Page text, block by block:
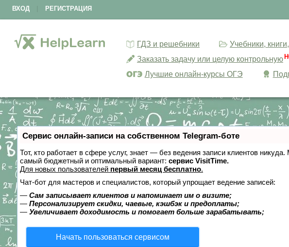
ВХОД РЕГИСТРАЦИЯ
ГДЗ и решебники
Учебники,
Заказать задачу или целую контрольную
Лучшие онлайн-курсы ОГЭ
Сервис онлайн-записи на собственном Telegram-боте
Тот, кто работает в сфере услуг, знает — без ведения записи клиентов
самый бюджетный и оптимальный вариант: сервис VisitTime.
Для новых пользователей первый месяц бесплатно.
Чат-бот для мастеров и специалистов, который упрощает ведение записей:
— Сам записывает клиентов и напоминает им о визите;
— Персонализирует скидки, чаевые, кэшбэк и предоплаты;
— Увеличивает доходимость и помогает больше зарабатывать;
Начать пользоваться сервисом